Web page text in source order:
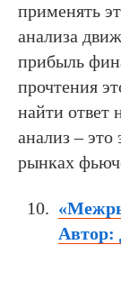
применять
анализа
прибыль
прочтения
найти ответ
анализ –
рынках